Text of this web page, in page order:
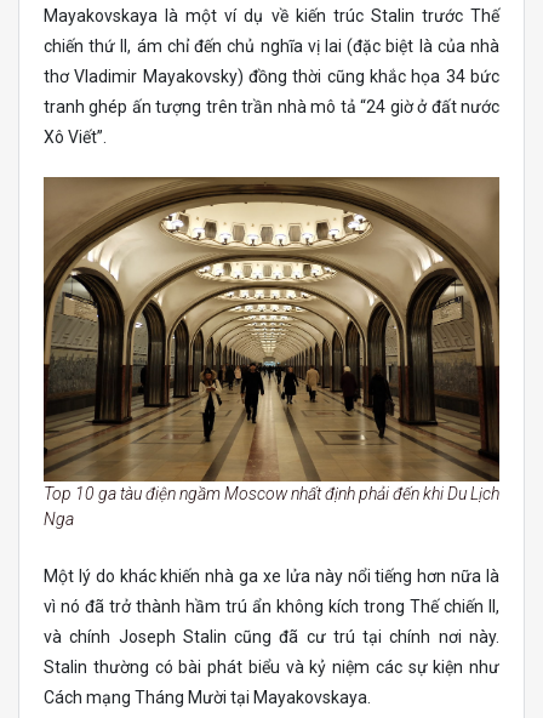
Mayakovskaya là một ví dụ về kiến ​​trúc Stalin trước Thế
chiến thứ II, ám chỉ đến chủ nghĩa vị lai (đặc biệt là của nhà
thơ Vladimir Mayakovsky) đồng thời cũng khắc họa 34 bức
tranh ghép ấn tượng trên trần nhà mô tả “24 giờ ở đất nước
Xô Viết”.
Top 10 ga tàu điện ngầm Moscow nhất định phải đến khi Du Lịch
Nga
Một lý do khác khiến nhà ga xe lửa này nổi tiếng hơn nữa là
vì nó đã trở thành hầm trú ẩn không kích trong Thế chiến II,
và chính Joseph Stalin cũng đã cư trú tại chính nơi này.
Stalin thường có bài phát biểu và kỷ niệm các sự kiện như
Cách mạng Tháng Mười tại Mayakovskaya.